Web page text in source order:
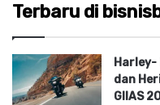
Terbaru di
dan
GIIAS